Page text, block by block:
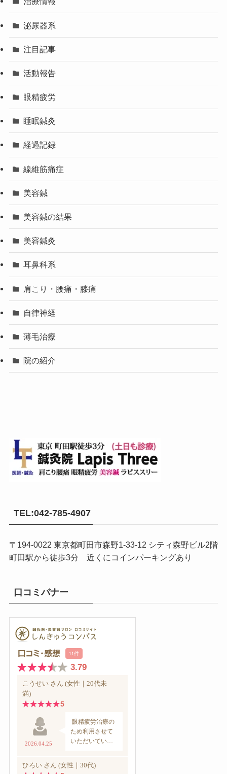
泌尿器系
注目記事
活動報告
眼精疲労
睡眠鍼灸
経過記録
線維筋痛症
美容鍼
美容鍼の結果
美容鍼灸
耳鼻科系
肩こり・腰痛・膝痛
自律神経
薄毛治療
院の紹介
TEL:042-785-4907
〒194-0022 東京都町田市森野1-33-12 シティ森野ビル2階
町田駅から徒歩3分 近くにコインパーキングあり
口コミバナー